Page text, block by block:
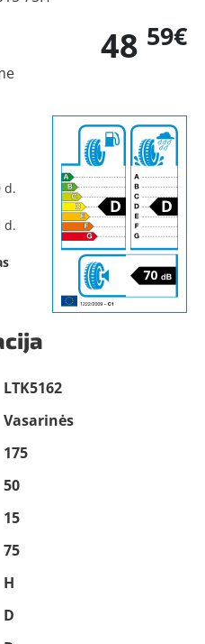
48 59€
d.
d.
LTK5162
Vasarinės
175
50
15
75
H
D